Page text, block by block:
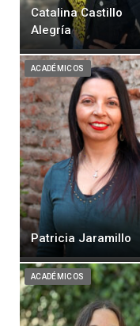
Catalina Castillo
Alegría
ACADÉMICOS
Patricia Jaramillo
ACADÉMICOS